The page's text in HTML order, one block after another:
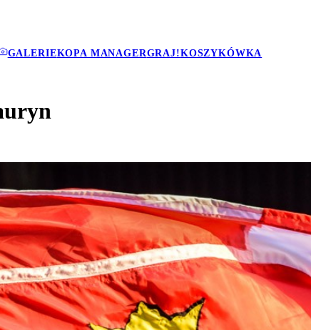
GALERIEKOPA MANAGERGRAJ!KOSZYKÓWKA